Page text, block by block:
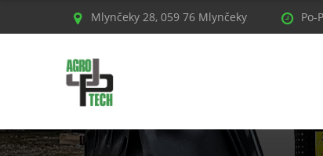
Mlynčeky 28, 059 76 Mlynčeky Po-